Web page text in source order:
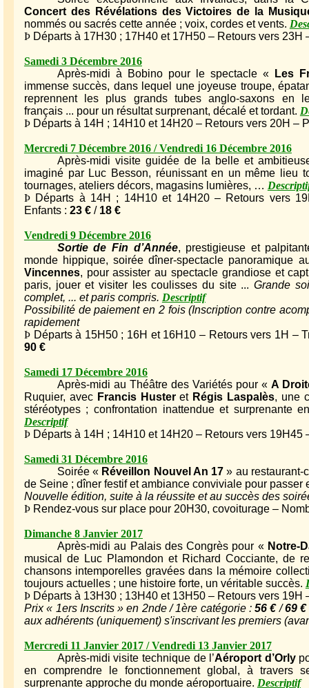
Concert des Révélations des Victoires de la
nommés ou sacrés cette année ; voix, cordes et vents.
ÞDéparts à 17H30 ; 17H40 et 17H50 – Retours vers 23H
Samedi 3 Décembre 2016
Après-midi à Bobino pour le spectacle «
Les
immense succès, dans lequel une joyeuse troupe,
reprennent les plus grands tubes anglo-saxons en
français ... pour un résultat surprenant, décalé et tordant.
ÞDéparts à 14H ; 14H10 et 14H20 – Retours vers 20H –
Mercredi 7 Décembre 2016 / Vendredi 16 Décembre 2016
Après-midi visite guidée de la belle et
imaginé par Luc Besson, réunissant en un même lieu
tournages, ateliers décors, magasins lumières, …
ÞDéparts à 14H ; 14H10 et 14H20 – Retours vers
Enfants : 23 €/ 18 €
Vendredi 9 Décembre 2016
Sortie de Fin d’Année, prestigieuse et
monde hippique, soirée dîner-spectacle panoramique
Vincennes, pour assister au spectacle grandiose et
paris, jouer et visiter les coulisses du site ...Grande
complet, ... et paris compris. Descriptif
Possibilité de paiement en 2 fois (Inscription contre
rapidement
ÞDéparts à 15H50 ; 16H et 16H10 – Retours vers 1H –
90 €
Samedi 17 Décembre 2016
Après-midi au Théâtre des Variétés pour «A
Ruquier, avec Francis Husteret Régis Laspalès, une
stéréotypes ; confrontation inattendue et surprenante
Descriptif
ÞDéparts à 14H ; 14H10 et 14H20 – Retours vers 19H45
Samedi 31 Décembre 2016
Soirée « Réveillon Nouvel An 17 » au restaurant-
de Seine ; dîner festif et ambiance conviviale pour
Nouvelle édition, suite à la réussite et au succès des
ÞRendez-vous sur place pour 20H30, covoiturage –
Dimanche 8 Janvier 2017
Après-midi au Palais des Congrès pour « Notre-
musical de Luc Plamondon et Richard Cocciante, de
chansons intemporelles gravées dans la mémoire
toujours actuelles ; une histoire forte, un véritable succès.
ÞDéparts à 13H30 ; 13H40 et 13H50 – Retours vers 19H
Prix « 1ers Inscrits » en 2nde / 1ère catégorie :56 €/69 €
aux adhérents (uniquement) s'inscrivant les premiers
Mercredi 11 Janvier 2017 / Vendredi 13 Janvier 2017
Après-midi visite technique de l’Aéroport d’Orly
en comprendre le fonctionnement global, à travers
surprenante approche du monde aéroportuaire. Descriptif